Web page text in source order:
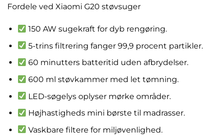
Fordele ved Xiaomi G20 støvsuger
150 AW sugekraft for dyb rengøring.
5-trins filtrering fanger 99,9 procent partikler.
60 minutters batteritid uden afbrydelser.
600 ml støvkammer med let tømning.
LED-søgelys oplyser mørke områder.
Højhastigheds mini børste til madrasser.
Vaskbare filtere for miljøvenlighed.